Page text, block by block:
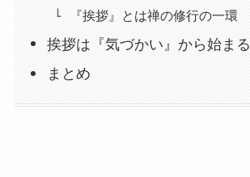
『挨拶』とは禅の修行の一環
挨拶は『気づかい』から始まる
まとめ